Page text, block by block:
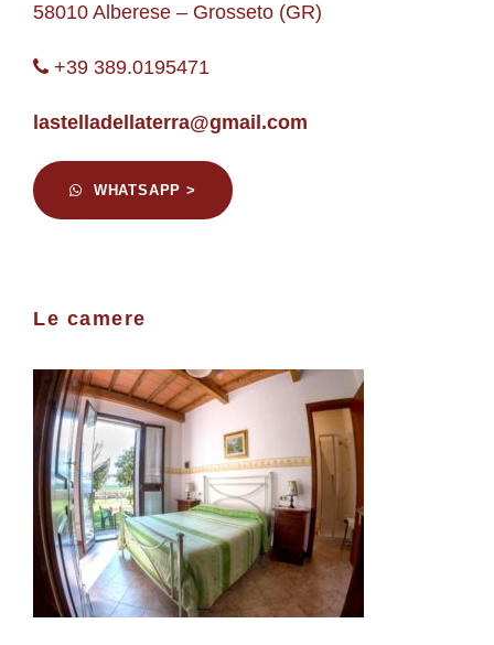
58010 Alberese – Grosseto (GR)
+39 389.0195471
lastelladellaterra@gmail.com
WHATSAPP >
Le camere